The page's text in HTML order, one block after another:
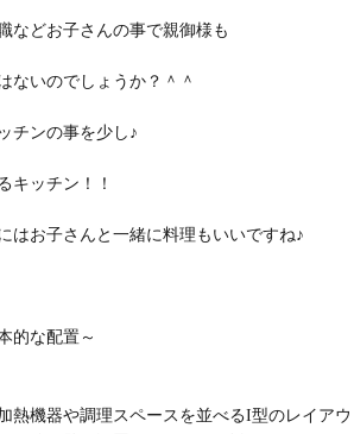
などお子さんの事で親御様も
ないのでしょうか？＾＾
チンの事を少し♪
キッチン！！
はお子さんと一緒に料理もいいですね♪
的な配置～
熱機器や調理スペースを並べるI型のレイア